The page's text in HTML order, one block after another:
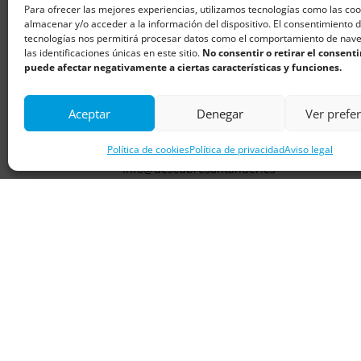
Para ofrecer las mejores experiencias, utilizamos tecnologías como las
almacenar y/o acceder a la información del dispositivo. El consentimiento
tecnologías nos permitirá procesar datos como el comportamiento de
las identificaciones únicas en este sitio. No consentir o retirar el
puede afectar negativamente a ciertas características y funciones.
Aceptar Denegar Ver
Política de cookiesPolítica de privacidadAviso legal
E-mail
info@descubresantander.es